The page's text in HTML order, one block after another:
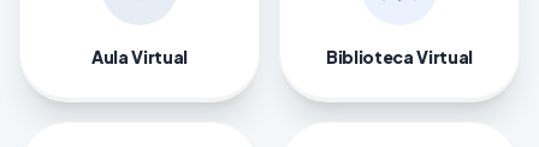
Aula Virtual Biblioteca Virtual